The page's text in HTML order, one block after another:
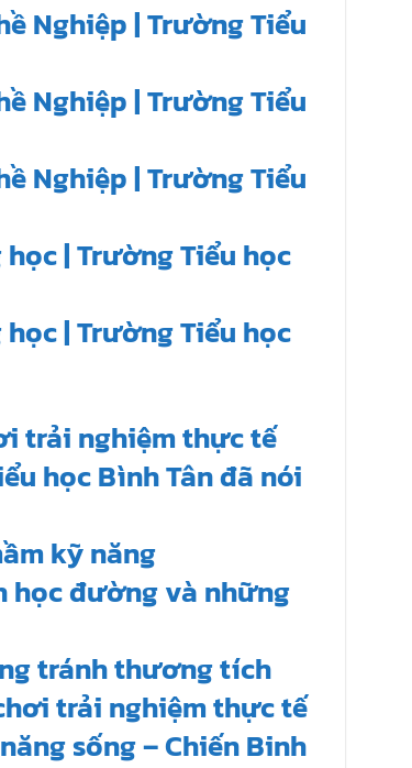
Nghiệp | Trường Tiểu
Nghiệp | Trường Tiểu
Nghiệp | Trường Tiểu
| Trường Tiểu học
| Trường Tiểu học
trải nghiệm thực tế
học Bình Tân đã nói
kỹ năng
học đường và những
tránh thương tích
trải nghiệm thực tế
sống – Chiến Binh